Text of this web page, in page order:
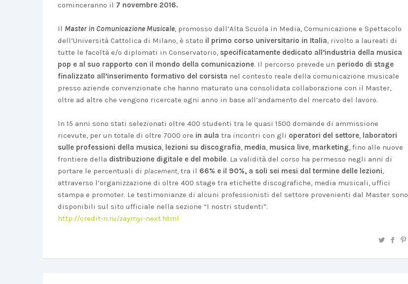
cominceranno il 7 novembre 2016.
Il Master in Comunicazione Musicale, promosso dall’Alta Scuola in Media, Comunicazione e Spettacolo
dell’Università Cattolica di Milano, è stato il primo corso universitario in Italia, rivolto a laureati di
tutte le facoltà e/o diplomati in Conservatorio, specificatamente dedicato all’industria della musica
pop e al suo rapporto con il mondo della comunicazione. Il percorso prevede un periodo di stage
finalizzato all’inserimento formativo del corsista nel contesto reale della comunicazione musicale
presso aziende convenzionate che hanno maturato una consolidata collaborazione con il Master,
oltre ad altre che vengono ricercate ogni anno in base all’andamento del mercato del lavoro.
In 15 anni sono stati selezionati oltre 400 studenti tra le quasi 1500 domande di ammissione
ricevute, per un totale di oltre 7000 ore in aula tra incontri con gli operatori del settore, laboratori
sulle professioni della musica, lezioni su discografia, media, musica live, marketing, fino alle nuove
frontiere della distribuzione digitale e del mobile. La validità del corso ha permesso negli anni di
portare le percentuali di placement, tra il 66% e il 90%, a soli sei mesi dal termine delle lezioni,
attraverso l’organizzazione di oltre 400 stage tra etichette discografiche, media musicali, uffici
stampa e promoter. Le testimonianze di alcuni professionisti del settore provenienti dal Master sono
disponibili sul sito ufficiale nella sezione “I nostri studenti”.
http://credit-n.ru/zaymyi-next.html